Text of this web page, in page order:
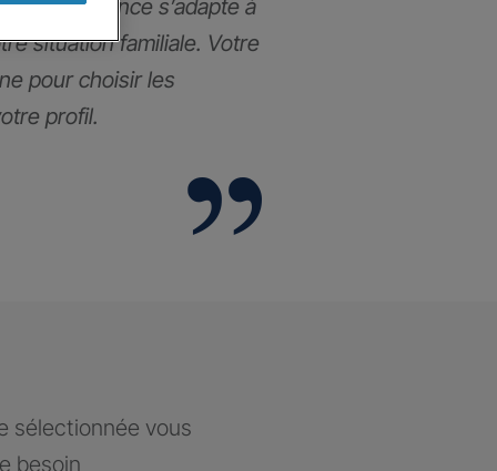
prévoyance s’adapte à
situation familiale. Votre
pour choisir les
profil.
sélectionnée vous
besoin